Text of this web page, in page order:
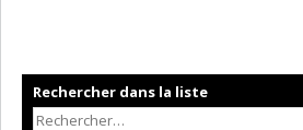
Rechercher dans la liste